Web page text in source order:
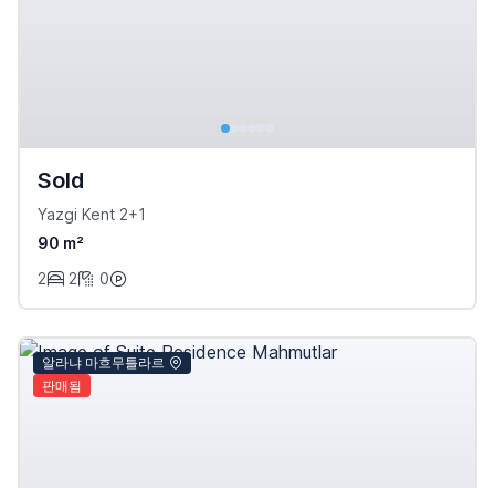
Sold
Yazgi Kent 2+1
90 m²
2
2 0
알라냐 마흐무틀라르
판매됨